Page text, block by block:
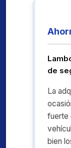
de
La
fuerte
bien